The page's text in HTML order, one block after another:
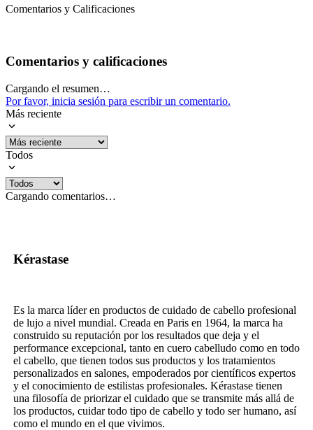
Comentarios y Calificaciones
Comentarios y calificaciones
Cargando el resumen…
Por favor, inicia sesión para escribir un comentario.
Más reciente
Todos
Cargando comentarios…
Kérastase
Es la marca líder en productos de cuidado de cabello profesional
de lujo a nivel mundial. Creada en Paris en 1964, la marca ha
construido su reputación por los resultados que deja y el
performance excepcional, tanto en cuero cabelludo como en todo
el cabello, que tienen todos sus productos y los tratamientos
personalizados en salones, empoderados por científicos expertos
y el conocimiento de estilistas profesionales. Kérastase tienen
una filosofía de priorizar el cuidado que se transmite más allá de
los productos, cuidar todo tipo de cabello y todo ser humano, así
como el mundo en el que vivimos.